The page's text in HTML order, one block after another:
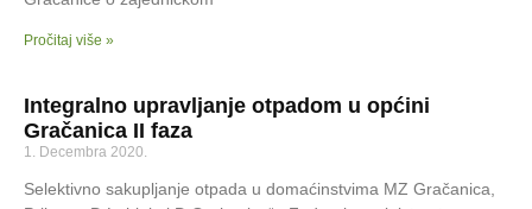
Pročitaj više »
Integralno upravljanje otpadom u općini
Gračanica II faza
1. Decembra 2020.
Selektivno sakupljanje otpada u domaćinstvima MZ Gračanica,